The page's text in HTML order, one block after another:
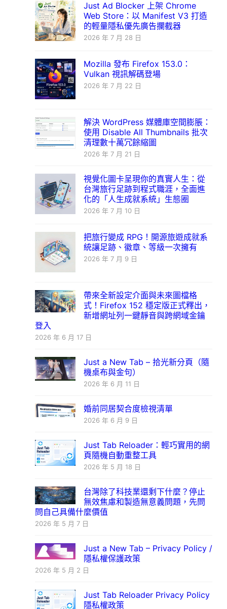
Just Ad Blocker 上架 Chrome
Web Store：以 Manifest V3 打造
的輕量隱私優先廣告攔截器
2026 年 7 月 28 日
Mozilla 發布 Firefox 153.0：
Vulkan 視訊解碼登場
2026 年 7 月 22 日
解決 WordPress 媒體庫空間膨脹：
使用 Disable All Thumbnails 批次
清理數十萬冗餘縮圖
2026 年 7 月 21 日
視覺化圖卡呈現你的真實人生：從
台灣旅行足跡到程式職涯，全面進
化的「人生成就系統」生態圈
2026 年 7 月 10 日
把旅行變成 RPG！開源旅遊成就系
統讓足跡、徽章、等級一次擁有
2026 年 7 月 9 日
帶來全新設定介面與未來圖檔格
式！Firefox 152 穩定版正式釋出，
新增網址列一鍵靜音與跨網域金鑰
登入
2026 年 6 月 17 日
Just a New Tab – 拾光新分頁（隨
機桌布與金句）
2026 年 6 月 11 日
婚前同居契合度檢視清單
2026 年 6 月 9 日
Just Tab Reloader：輕巧實用的網
頁隨機自動重整工具
2026 年 5 月 18 日
台灣除了科技業還剩下什麼？停止
無效焦慮和製造無意義問題，先問
問自己具備什麼價值
2026 年 5 月 7 日
Just a New Tab – Privacy Policy /
隱私權保護政策
2026 年 5 月 2 日
Just Tab Reloader Privacy Policy
隱私權政策